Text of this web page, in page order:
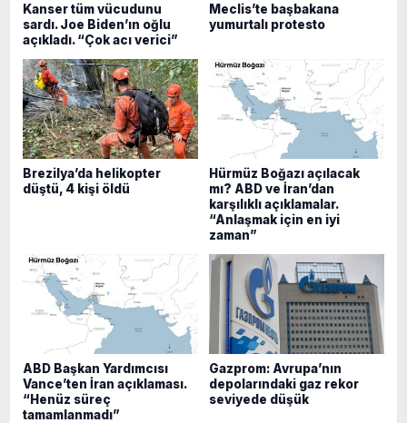
Kanser tüm vücudunu
sardı. Joe Biden’ın oğlu
açıkladı. “Çok acı verici”
Meclis’te başbakana
yumurtalı protesto
Brezilya’da helikopter
düştü, 4 kişi öldü
Hürmüz Boğazı açılacak
mı? ABD ve İran’dan
karşılıklı açıklamalar.
“Anlaşmak için en iyi
zaman”
ABD Başkan Yardımcısı
Vance’ten İran açıklaması.
“Henüz süreç
tamamlanmadı”
Gazprom: Avrupa’nın
depolarındaki gaz rekor
seviyede düşük